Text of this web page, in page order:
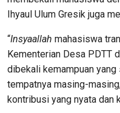
Ihyaul Ulum Gresik juga
“Insyaallah mahasiswa
Kementerian Desa PDTT
dibekali kemampuan
tempatnya masing-
kontribusi yang nyata dan